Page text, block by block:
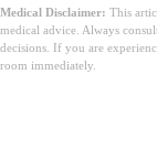
Medical Disclaimer: This
medical advice. Always
decisions. If you are
room immediately.